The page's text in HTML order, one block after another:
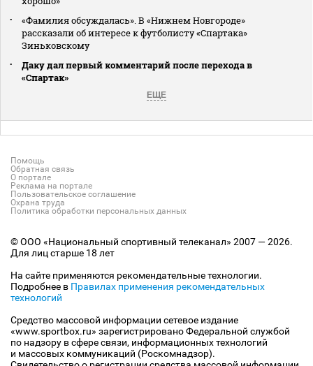
«Фамилия обсуждалась». В «Нижнем Новгороде»
рассказали об интересе к футболисту «Спартака»
Зиньковскому
Даку дал первый комментарий после перехода в
«Спартак»
ЕЩЕ
Помощь
Обратная связь
О портале
Реклама на портале
Пользовательское соглашение
Охрана труда
Политика обработки персональных данных
© ООО «Национальный спортивный телеканал» 2007 — 2026.
Для лиц старше 18 лет
На сайте применяются рекомендательные технологии.
Подробнее в Правилах применения рекомендательных
технологий
Средство массовой информации сетевое издание
«www.sportbox.ru» зарегистрировано Федеральной службой
по надзору в сфере связи, информационных технологий
и массовых коммуникаций (Роскомнадзор).